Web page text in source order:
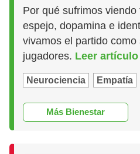
Por qué sufrimos
espejo, dopamina e
vivamos el partido como
jugadores. Leer artículo
Neurociencia Empatía
Más Bienestar